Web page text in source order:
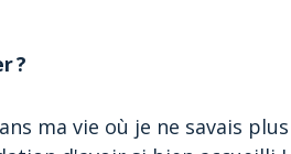
?
ma vie où je ne savais